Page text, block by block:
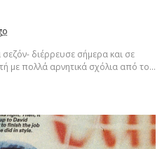
σεζόν- διέρρευσε σήμερα και σε
με πολλά αρνητικά σχόλια από το...